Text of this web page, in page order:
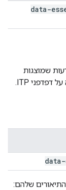
data-
שמוצגות
בהנחיה 'הצטרפות בלחיצה אחת'. אין לו השפעה על דפדפני ITP.
שלהם: